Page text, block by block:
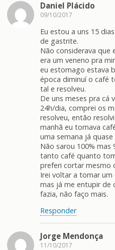
Daniel Plácido
09/10/2017
Eu estou a uns 15
de gastrite.
Não considerava que
era um veneno pra
eu estomago estava
época diminuí o café
tal e resolveu.
De uns meses pra cá
24h/dia, comprei os
resolveu, então
manhã eu tomava
uma semana já
Não sarou 100%
tanto café quanto
preferi cortar mesmo
Irei voltar a tomar
mas já me entupir de
fazia, não faço mais.
Responder
Jorge Mendonça
11/10/2017